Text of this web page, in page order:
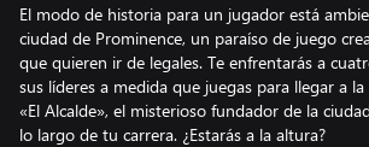
El modo de historia para un jugador está
ciudad de Prominence, un paraíso de juego
que quieren ir de legales. Te enfrentarás a
sus líderes a medida que juegas para llegar a
«El Alcalde», el misterioso fundador de la
lo largo de tu carrera. ¿Estarás a la altura?